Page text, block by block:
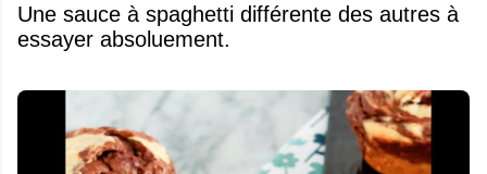
Une sauce à spaghetti différente des autres à
essayer absoluement.